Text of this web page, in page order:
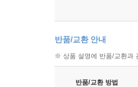
반품/교환 안내
※ 상품 설명에 반품/교환과
반품/교환 방법